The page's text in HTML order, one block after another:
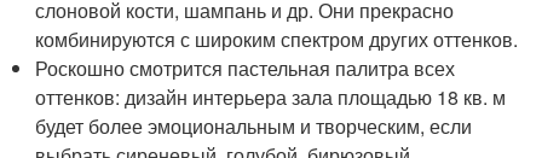
слоновой кости, шампань и др. Они прекрасно
комбинируются с широким спектром других оттенков.
Роскошно смотрится пастельная палитра всех
оттенков: дизайн интерьера зала площадью 18 кв. м
будет более эмоциональным и творческим, если